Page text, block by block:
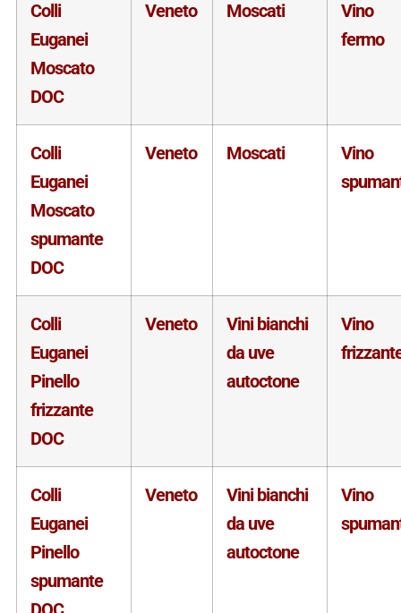
Colli
Euganei
Moscato
DOC
Veneto Moscati
Vino
fermo
Colli
Euganei
Moscato
spumante
DOC
Veneto Moscati
Vino
Colli
Euganei
Pinello
frizzante
DOC
Veneto
Vini bianchi
da uve
autoctone
Vino
Colli
Euganei
Pinello
spumante
Veneto
Vini bianchi
da uve
autoctone
Vino